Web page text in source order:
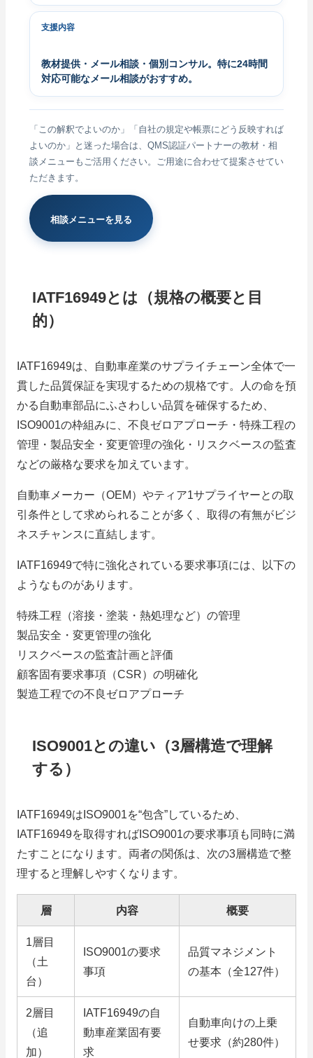
支援内容
教材提供・メール相談・個別コンサル。特に24時間
対応可能なメール相談がおすすめ。
「この解釈でよいのか」「自社の規定や帳票にどう反映すれば
よいのか」と迷った場合は、QMS認証パートナーの教材・相
談メニューもご活用ください。ご用途に合わせて提案させてい
ただきます。
相談メニューを見る
IATF16949とは（規格の概要と目
的）
IATF16949は、自動車産業のサプライチェーン全体で一
貫した品質保証を実現するための規格です。人の命を預
かる自動車部品にふさわしい品質を確保するため、
ISO9001の枠組みに、不良ゼロアプローチ・特殊工程の
管理・製品安全・変更管理の強化・リスクベースの監査
などの厳格な要求を加えています。
自動車メーカー（OEM）やティア1サプライヤーとの取
引条件として求められることが多く、取得の有無がビジ
ネスチャンスに直結します。
IATF16949で特に強化されている要求事項には、以下の
ようなものがあります。
特殊工程（溶接・塗装・熱処理など）の管理
製品安全・変更管理の強化
リスクベースの監査計画と評価
顧客固有要求事項（CSR）の明確化
製造工程での不良ゼロアプローチ
ISO9001との違い（3層構造で理解
する）
IATF16949はISO9001を“包含”しているため、
IATF16949を取得すればISO9001の要求事項も同時に満
たすことになります。両者の関係は、次の3層構造で整
理すると理解しやすくなります。
層 内容 概要
1層目
（土
台）
ISO9001の要求
事項
品質マネジメント
の基本（全127件）
2層目
（追
加）
IATF16949の自
動車産業固有要
求
自動車向けの上乗
せ要求（約280件）